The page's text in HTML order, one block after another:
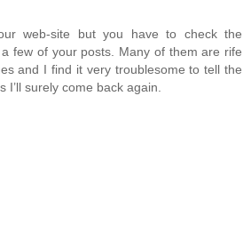
web-site but you have to check the
few of your posts. Many of them are rife
and I find it very troublesome to tell the
I’ll surely come back again.